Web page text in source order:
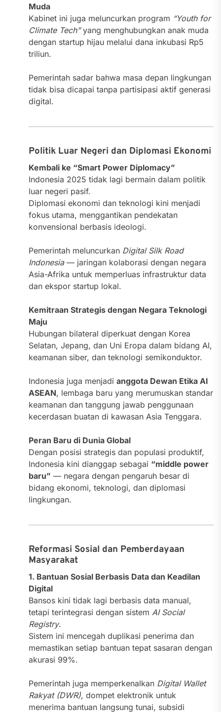
Muda
Kabinet ini juga meluncurkan program “Youth for
Climate Tech”yang menghubungkan anak muda
dengan startup hijau melalui dana inkubasi Rp5
triliun.
Pemerintah sadar bahwa masa depan lingkungan
tidak bisa dicapai tanpa partisipasi aktif generasi
digital.
Politik Luar Negeri dan Diplomasi Ekonomi
Kembali ke “Smart Power Diplomacy”
Indonesia 2025 tidak lagi bermain dalam politik
luar negeri pasif.
Diplomasi ekonomi dan teknologi kini menjadi
fokus utama, menggantikan pendekatan
konvensional berbasis ideologi.
Pemerintah meluncurkan Digital Silk Road
Indonesia— jaringan kolaborasi dengan negara
Asia-Afrika untuk memperluas infrastruktur data
dan ekspor startup lokal.
Kemitraan Strategis dengan Negara Teknologi
Maju
Hubungan bilateral diperkuat dengan Korea
Selatan, Jepang, dan Uni Eropa dalam bidang AI,
keamanan siber, dan teknologi semikonduktor.
Indonesia juga menjadi anggota Dewan Etika AI
ASEAN, lembaga baru yang merumuskan standar
keamanan dan tanggung jawab penggunaan
kecerdasan buatan di kawasan Asia Tenggara.
Peran Baru di Dunia Global
Dengan posisi strategis dan populasi produktif,
Indonesia kini dianggap sebagai “middle power
baru” — negara dengan pengaruh besar di
bidang ekonomi, teknologi, dan diplomasi
lingkungan.
Reformasi Sosial dan Pemberdayaan
Masyarakat
1. Bantuan Sosial Berbasis Data dan Keadilan
Digital
Bansos kini tidak lagi berbasis data manual,
tetapi terintegrasi dengan sistem AI Social
Registry.
Sistem ini mencegah duplikasi penerima dan
memastikan setiap bantuan tepat sasaran dengan
akurasi 99%.
Pemerintah juga memperkenalkan Digital Wallet
Rakyat (DWR), dompet elektronik untuk
menerima bantuan langsung tunai, subsidi